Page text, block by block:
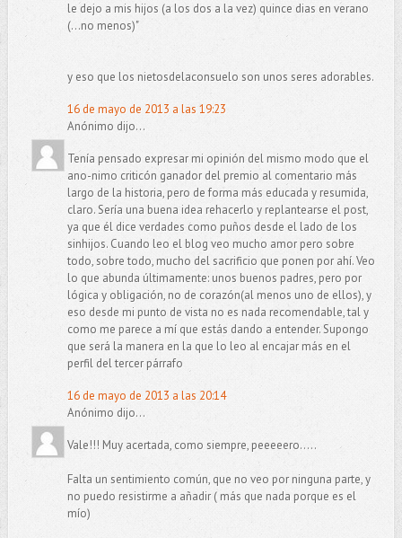
le dejo a mis hijos (a los dos a la vez) quince dias en verano
(...no menos)"
y eso que los nietosdelaconsuelo son unos seres adorables.
16 de mayo de 2013 a las 19:23
Anónimo dijo...
Tenía pensado expresar mi opinión del mismo modo que el
ano-nimo criticón ganador del premio al comentario más
largo de la historia, pero de forma más educada y resumida,
claro. Sería una buena idea rehacerlo y replantearse el post,
ya que él dice verdades como puños desde el lado de los
sinhijos. Cuando leo el blog veo mucho amor pero sobre
todo, sobre todo, mucho del sacrificio que ponen por ahí. Veo
lo que abunda últimamente: unos buenos padres, pero por
lógica y obligación, no de corazón(al menos uno de ellos), y
eso desde mi punto de vista no es nada recomendable, tal y
como me parece a mí que estás dando a entender. Supongo
que será la manera en la que lo leo al encajar más en el
perfil del tercer párrafo
16 de mayo de 2013 a las 20:14
Anónimo dijo...
Vale!!! Muy acertada, como siempre, peeeeero.....
Falta un sentimiento común, que no veo por ninguna parte, y
no puedo resistirme a añadir ( más que nada porque es el
mío)